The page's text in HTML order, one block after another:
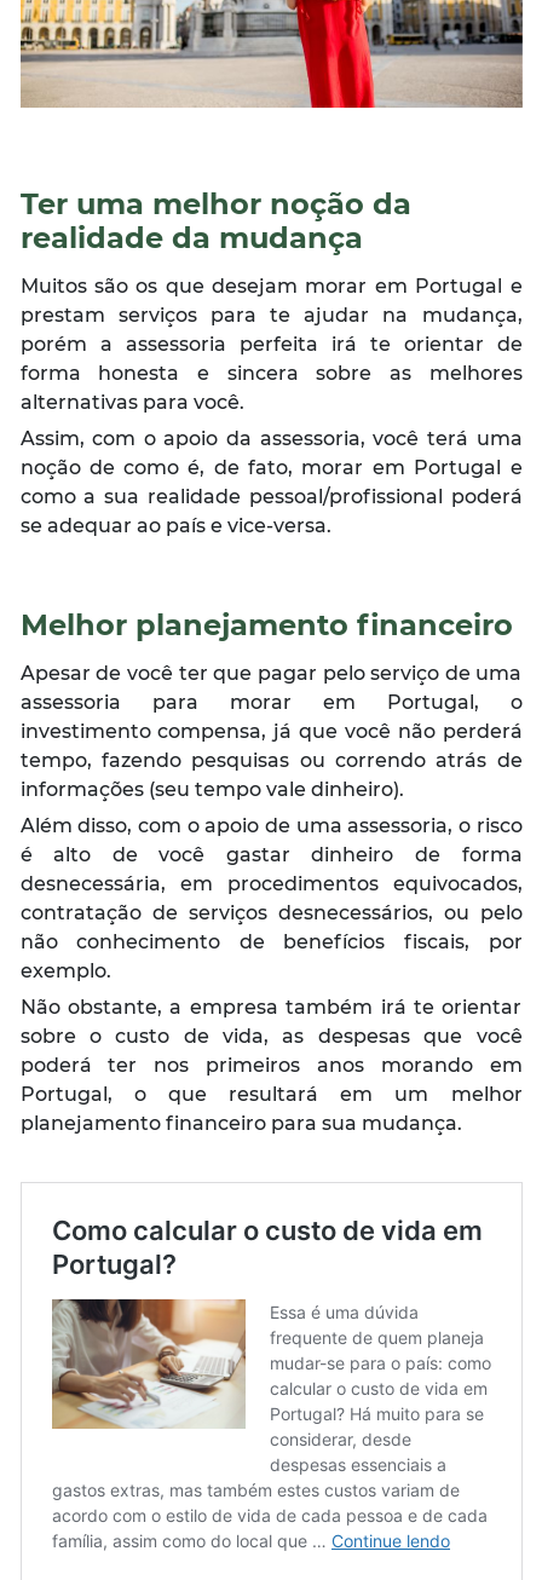
Ter uma melhor noção da
realidade da mudança
Muitos são os que desejam morar em Portugal e
prestam serviços para te ajudar na mudança,
porém a assessoria perfeita irá te orientar de
forma honesta e sincera sobre as melhores
alternativas para você.
Assim, com o apoio da assessoria, você terá uma
noção de como é, de fato, morar em Portugal e
como a sua realidade pessoal/profissional poderá
se adequar ao país e vice-versa.
Melhor planejamento financeiro
Apesar de você ter que pagar pelo serviço de uma
assessoria para morar em Portugal, o
investimento compensa, já que você não perderá
tempo, fazendo pesquisas ou correndo atrás de
informações (seu tempo vale dinheiro).
Além disso, com o apoio de uma assessoria, o risco
é alto de você gastar dinheiro de forma
desnecessária, em procedimentos equivocados,
contratação de serviços desnecessários, ou pelo
não conhecimento de benefícios fiscais, por
exemplo.
Não obstante, a empresa também irá te orientar
sobre o custo de vida, as despesas que você
poderá ter nos primeiros anos morando em
Portugal, o que resultará em um melhor
planejamento financeiro para sua mudança.